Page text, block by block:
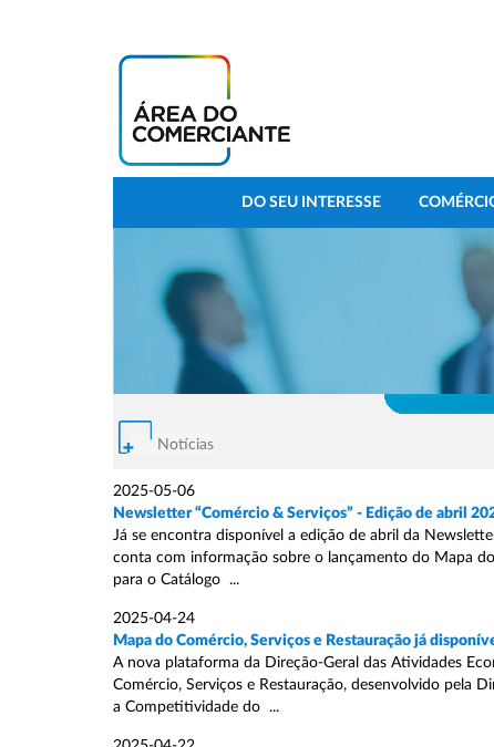
DO SEU INTERESSE
Notícias
2025-05-06
Newsletter “Comércio & Serviços” - Edição de abril
Já se encontra disponível a edição de abril da
conta com informação sobre o lançamento do Mapa
para o Catálogo ...
2025-04-24
Mapa do Comércio, Serviços e Restauração já
A nova plataforma da Direção-Geral das Atividades
Comércio, Serviços e Restauração, desenvolvido pela
a Competitividade do ...